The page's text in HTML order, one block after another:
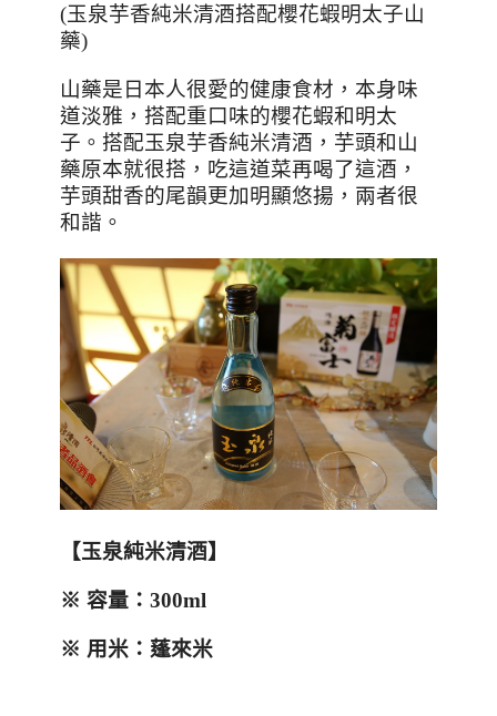
(玉泉芋香純米清酒搭配櫻花蝦明太子山
藥)
山藥是日本人很愛的健康食材，本身味
道淡雅，搭配重口味的櫻花蝦和明太
子。搭配玉泉芋香純米清酒，芋頭和山
藥原本就很搭，吃這道菜再喝了這酒，
芋頭甜香的尾韻更加明顯悠揚，兩者很
和諧。
【玉泉純米清酒】
※ 容量： 300ml
※ 用米：蓬來米